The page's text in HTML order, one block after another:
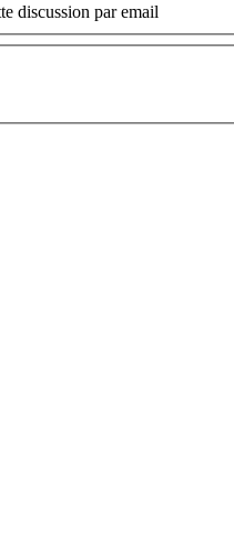
discussion par email